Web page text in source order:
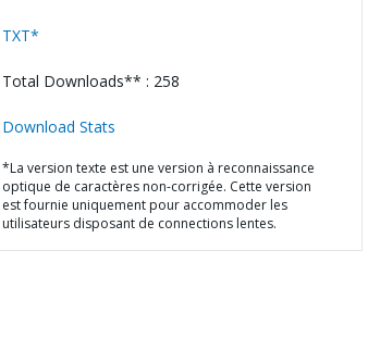
TXT*
Total Downloads** : 258
Download Stats
*La version texte est une version à reconnaissance
optique de caractères non-corrigée. Cette version
est fournie uniquement pour accommoder les
utilisateurs disposant de connections lentes.